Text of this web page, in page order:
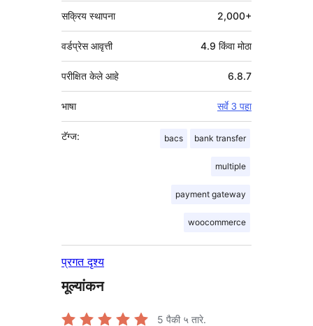
सक्रिय स्थापना 2,000+
वर्डप्रेस आवृत्ती 4.9 किंवा मोठा
परीक्षित केले आहे 6.8.7
भाषा सर्वे 3 पहा
टॅग्ज: bacs bank transfer
multiple
payment gateway
woocommerce
प्रगत दृश्य
मूल्यांकन
5 पैकी ५ तारे.